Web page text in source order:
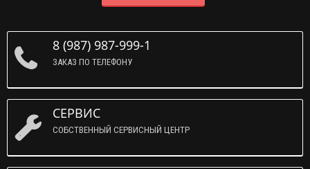
8 (987) 987-999-1
ЗАКАЗ ПО ТЕЛЕФОНУ
СЕРВИС
СОБСТВЕННЫЙ СЕРВИСНЫЙ ЦЕНТР